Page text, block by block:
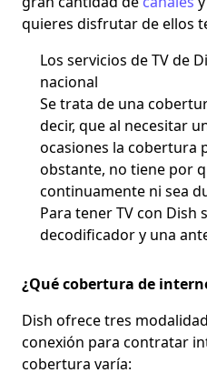
quieres disfrutar de ellos
Los servicios de TV de
nacional
Se trata de una
decir, que al necesitar
ocasiones la cobertura
obstante, no tiene por
continuamente ni sea
Para tener TV con Dish
decodificador y una
¿Qué cobertura de
Dish ofrece tres
conexión para contratar
cobertura varía: